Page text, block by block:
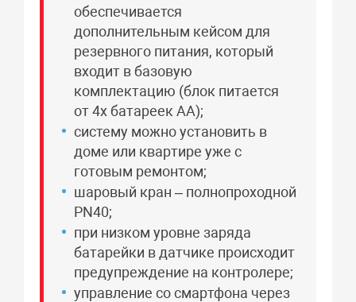
обеспечивается
дополнительным кейсом для
резервного питания, который
входит в базовую
комплектацию (блок питается
от 4х батареек АА);
систему можно установить в
доме или квартире уже с
готовым ремонтом;
шаровый кран – полнопроходной
PN40;
при низком уровне заряда
батарейки в датчике происходит
предупреждение на контролере;
управление со смартфона через